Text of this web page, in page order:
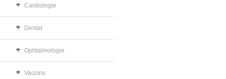
Cardiologie
Dental
Ophtalmologie
Vaccins